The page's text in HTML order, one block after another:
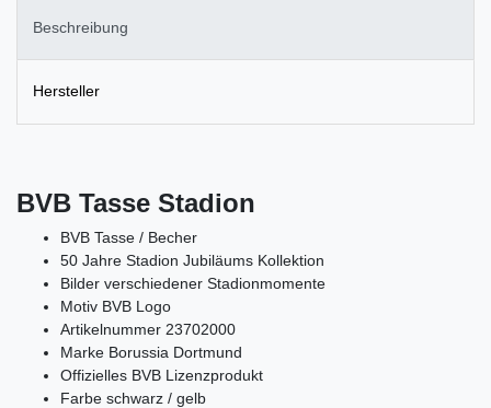
Beschreibung
Hersteller
BVB Tasse Stadion
BVB Tasse / Becher
50 Jahre Stadion Jubiläums Kollektion
Bilder verschiedener Stadionmomente
Motiv BVB Logo
Artikelnummer 23702000
Marke Borussia Dortmund
Offizielles BVB Lizenzprodukt
Farbe schwarz / gelb